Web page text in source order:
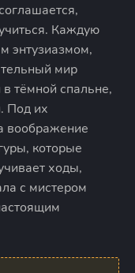
Каждую
энтузиазмом,
мир
тёмной спальне,
Под их
воображение
которые
ходы,
с мистером